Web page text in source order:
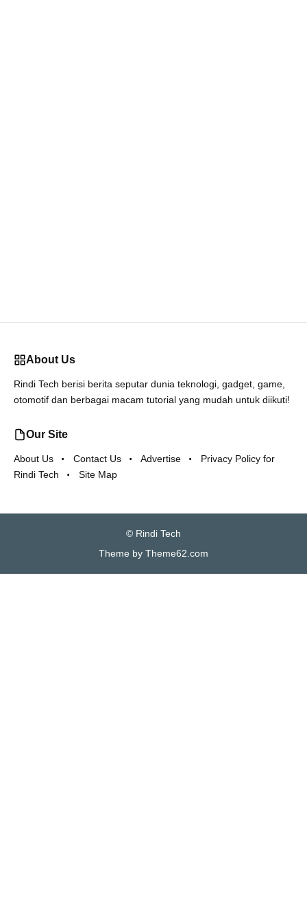
About Us
Rindi Tech berisi berita seputar dunia teknologi, gadget, game,
otomotif dan berbagai macam tutorial yang mudah untuk diikuti!
Our Site
About Us Contact Us Advertise
Privacy Policy for
Rindi Tech
Site Map
© Rindi Tech
Theme by Theme62.com